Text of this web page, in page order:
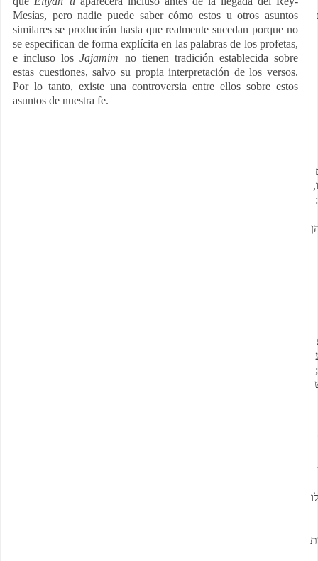
Mesías, pero nadie puede saber cómo estos u otros asuntos
similares se producirán hasta que realmente sucedan porque no
se especifican de forma explícita en las palabras de los profetas,
e incluso losJajamim no tienen tradición establecida sobre
estas cuestiones, salvo su propia interpretación de los versos.
Por lo tanto, existe una controversia entre ellos sobre estos
asuntos de nuestra fe.